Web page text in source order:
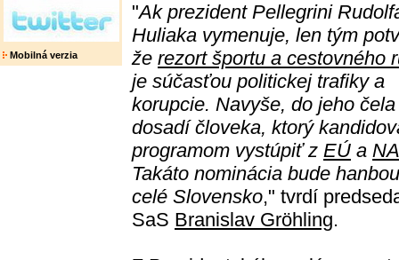
Mobilná verzia
"Ak prezident Pellegrini
Huliaka vymenuje, len tým
že rezort športu a cestovného
je súčasťou politickej trafiky a
korupcie. Navyše, do jeho čela
dosadí človeka, ktorý
programom vystúpiť z EÚ a
Takáto nominácia bude
celé Slovensko," tvrdí
SaS Branislav Gröhling.